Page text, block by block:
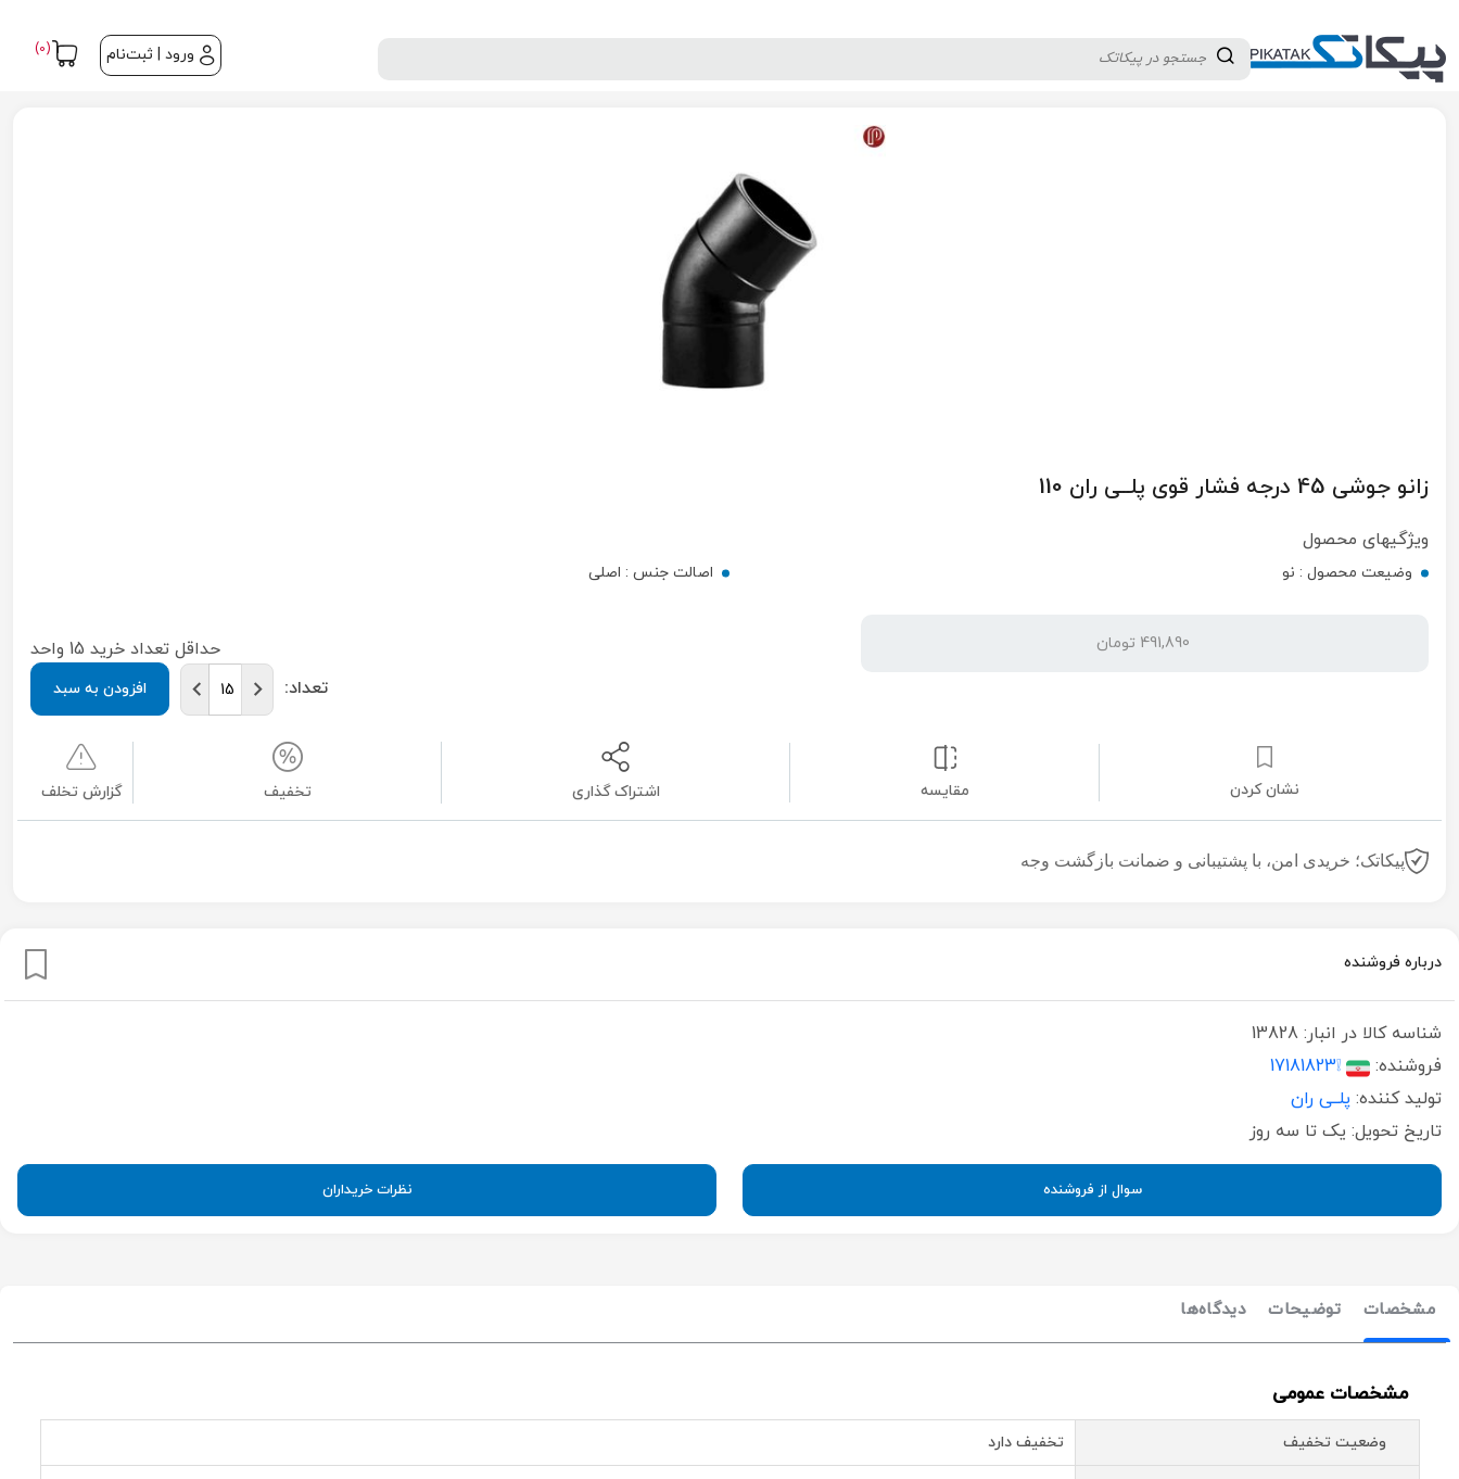
ورود | ثبت‌نام (0)
پیکاتک / لوله و اتصالات / اتصالات پایپینگ / اتصالات پلی اتیلن جوشی
زانو جوشی 45 درجه فشار قوی پلــی ران 110
ویژگیهای محصول
وضیعت محصول : نو اصالت جنس : اصلی
491,890 تومان
حداقل تعداد خرید 15 واحد
تعداد:
افزودن به سبد
نشان کردن مقایسه اشتراک گذاری تخفیف گزارش تخلف
پیکاتک؛ خریدی امن، با پشتیبانی و ضمانت بازگشت وجه
درباره فروشنده
شناسه کالا در انبار: 13828
فروشنده:
❕17181823
تولید کننده: پلــی ران
تاریخ تحویل: یک تا سه روز
سوال از فروشنده نظرات خریداران
مشخصات توضیحات دیدگاه‌ها
مشخصات عمومی
وضعیت تخفیف تخفیف دارد